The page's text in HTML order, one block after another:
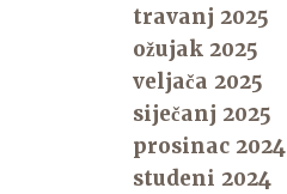
travanj 2025
ožujak 2025
veljača 2025
siječanj 2025
prosinac 2024
studeni 2024